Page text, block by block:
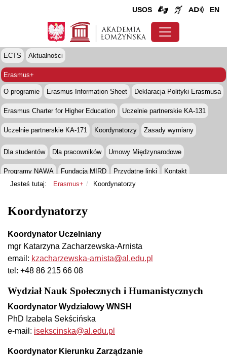
USOS EN
ECTS Aktualności
Erasmus+
O programie Erasmus Information Sheet Deklaracja Polityki Erasmusa
Erasmus Charter for Higher Education Uczelnie partnerskie KA-131
Uczelnie partnerskie KA-171 Koordynatorzy Zasady wymiany
Dla studentów Dla pracowników Umowy Międzynarodowe
Programy NAWA Fundacja MIRD Przydatne linki
Kontakt
Jesteś tutaj:
Erasmus+ Koordynatorzy
Koordynatorzy
Koordynator Uczelniany
mgr Katarzyna Zacharzewska-Arnista
email: kzacharzewska-arnista@al.edu.pl
tel: +48 86 215 66 08
Wydział Nauk Społecznych i Humanistycznych
Koordynator Wydziałowy WNSH
PhD Izabela Sekścińska
e-mail: isekscinska@al.edu.pl
Koordynator Kierunku Zarządzanie